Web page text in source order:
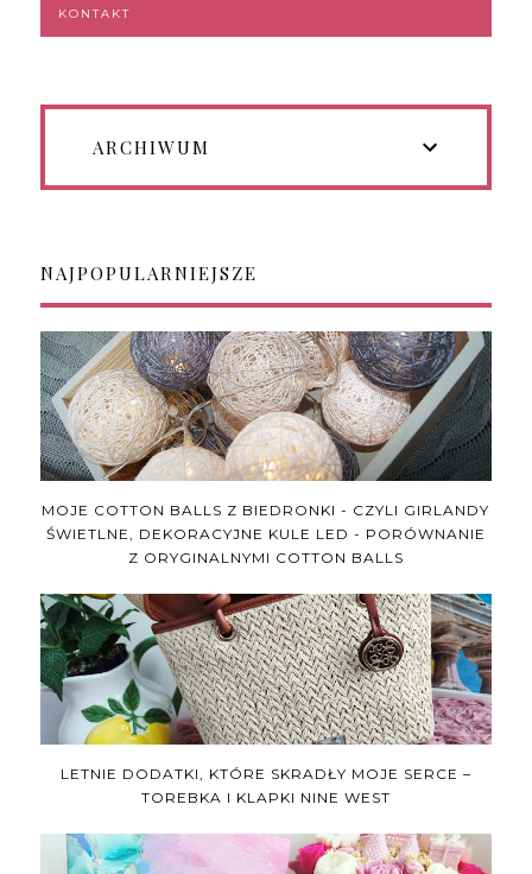
KONTAKT
ARCHIWUM
NAJPOPULARNIEJSZE
MOJE COTTON BALLS Z BIEDRONKI - CZYLI GIRLANDY
ŚWIETLNE, DEKORACYJNE KULE LED - PORÓWNANIE
Z ORYGINALNYMI COTTON BALLS
LETNIE DODATKI, KTÓRE SKRADŁY MOJE SERCE –
TOREBKA I KLAPKI NINE WEST